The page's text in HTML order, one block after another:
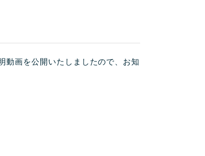
動画を公開いたしましたので、お知